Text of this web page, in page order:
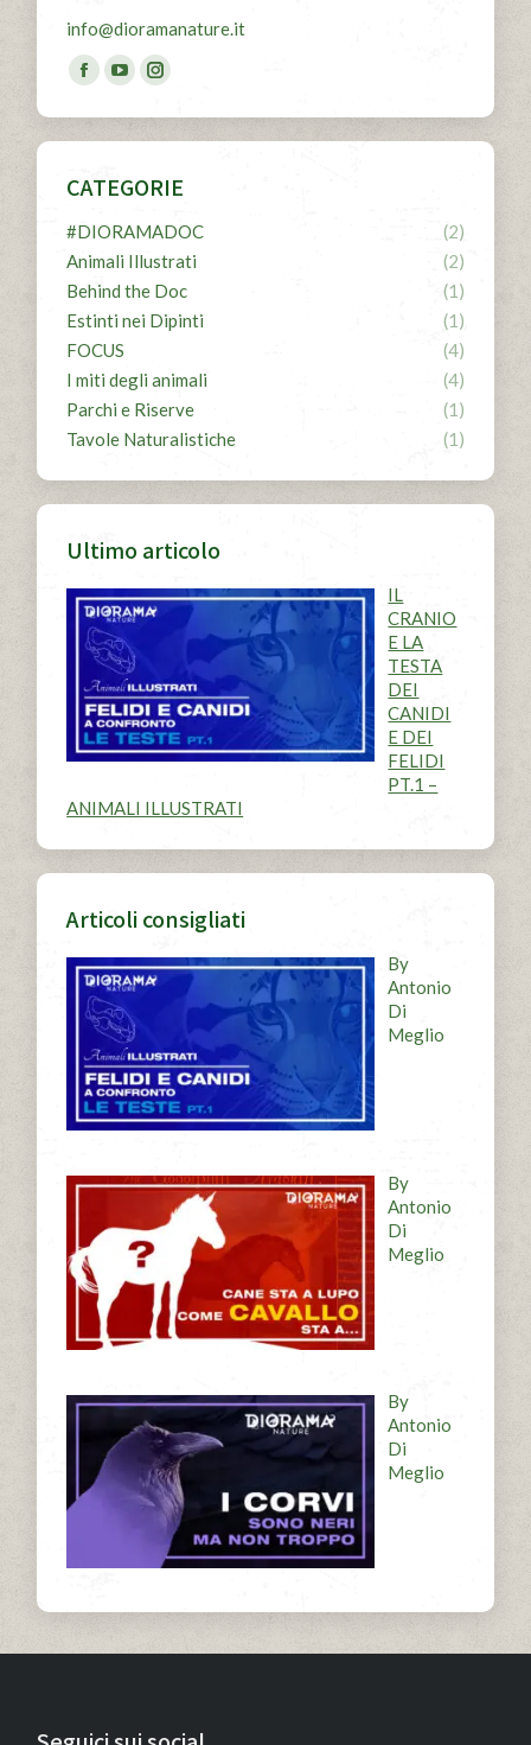
info@dioramanature.it
Find us on:
Facebook
page
opens
in
window
YouTube
page
opens
in
window
Instagram
page
opens
in
window
CATEGORIE
#DIORAMADOC
(2)
Animali Illustrati
(2)
Behind the Doc
(1)
Estinti nei Dipinti
(1)
FOCUS
(4)
I miti degli animali
(4)
Parchi e Riserve
(1)
Tavole Naturalistiche
(1)
Ultimo articolo
IL
CRANIO
E LA
TESTA
DEI
CANIDI
E DEI
FELIDI
PT.1 –
ANIMALI ILLUSTRATI
Articoli consigliati
By
Antonio
Di
Meglio
By
Antonio
Di
Meglio
By
Antonio
Di
Meglio